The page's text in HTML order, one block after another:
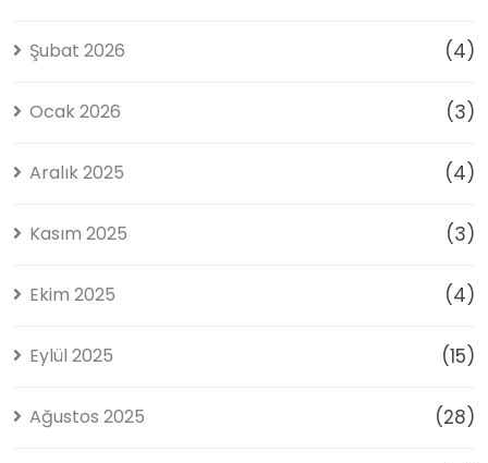
Şubat 2026 (4)
Ocak 2026 (3)
Aralık 2025 (4)
Kasım 2025 (3)
Ekim 2025 (4)
Eylül 2025 (15)
Ağustos 2025 (28)